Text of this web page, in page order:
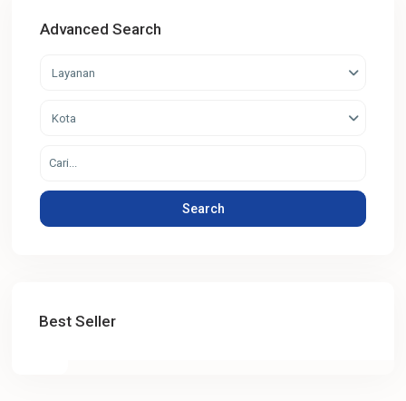
Advanced Search
Layanan
Kota
Search
Best Seller